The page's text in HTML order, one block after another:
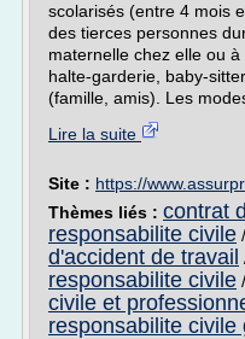
scolarisés (entre 4 mois
des tierces personnes
maternelle chez elle ou
halte-garderie, baby-
(famille, amis). Les
Lire la suite
Site : https://
Thèmes liés : contrat
responsabilite civile /
d'accident de travail
responsabilite civile /
civile et
responsabilite civile